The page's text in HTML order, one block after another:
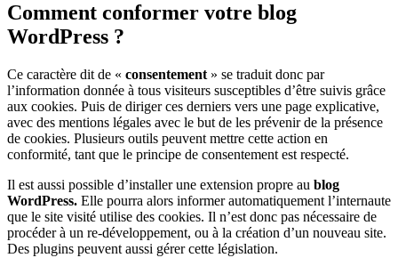
Comment conformer votre blog
WordPress ?
Ce caractère dit de « consentement » se traduit donc par
l’information donnée à tous visiteurs susceptibles d’être suivis grâce
aux cookies. Puis de diriger ces derniers vers une page explicative,
avec des mentions légales avec le but de les prévenir de la présence
de cookies. Plusieurs outils peuvent mettre cette action en
conformité, tant que le principe de consentement est respecté.
Il est aussi possible d’installer une extension propre au blog
WordPress. Elle pourra alors informer automatiquement l’internaute
que le site visité utilise des cookies. Il n’est donc pas nécessaire de
procéder à un re-développement, ou à la création d’un nouveau site.
Des plugins peuvent aussi gérer cette législation.